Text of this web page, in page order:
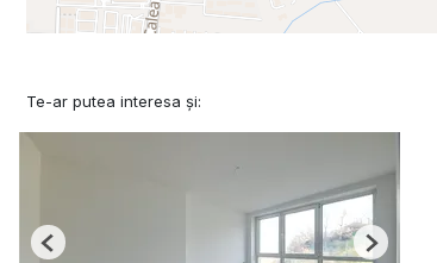
Te-ar putea interesa și:
Previous Next